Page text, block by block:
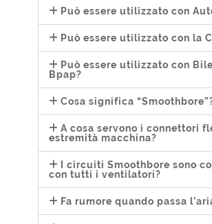
Può essere utilizzato con
Può essere utilizzato con la
Può essere utilizzato con
Bpap?
Cosa significa
A cosa servono i connettori
estremità macchina?
I circuiti Smoothbore sono
con tutti i ventilatori?
Fa rumore quando passa